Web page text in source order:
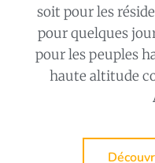
soit pour les
pour quelques
pour les peuples
haute altitude